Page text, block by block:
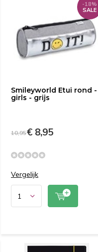
Smileyworld Etui rond -
girls - grijs
-18%
SALE
10,95€ 8,95
Vergelijk